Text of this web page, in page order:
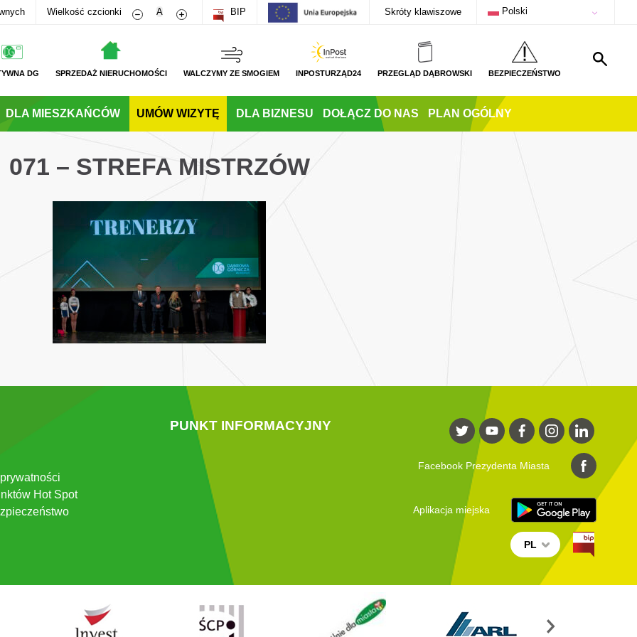
Wielkość czcionki Zmniejsz rozmiar czcionki
A Zwiększ rozmiar czcionki
BIP Skróty klawiszowe Polski
DG SPRZEDAŻ NIERUCHOMOŚCI WALCZYMY ZE SMOGIEM INPOSTURZĄD24 PRZEGLĄD DĄBROWSKI BEZPIECZEŃSTWO
DLA MIESZKAŃCÓW UMÓW WIZYTĘ DLA BIZNESU DOŁĄCZ DO NAS PLAN OGÓLNY
071 – STREFA MISTRZÓW
Hot Spot
PUNKT INFORMACYJNY
Facebook Prezydenta Miasta
Aplikacja miejska
PL